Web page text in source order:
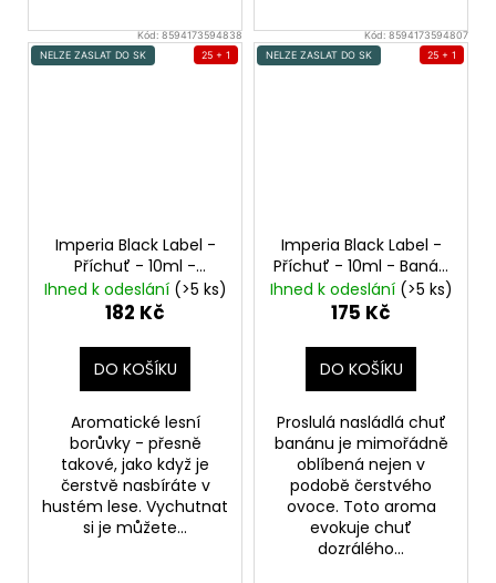
Kód:8594173594838
NELZE ZASLAT DO SK
25 + 1
Imperia Black Label -
Příchuť - 10ml -
BorůvkaBlueberry
Ihned k odeslání (>5 ks)
182 Kč
DO KOŠÍKU
Aromatické lesní
borůvky - přesně
takové, jako když je
čerstvě nasbíráte v
hustém lese. Vychutnat
si je můžete...
Kód:8594173594807
NELZE ZASLAT DO SK
25 + 1
Imperia Black Label -
Příchuť - 10ml - Banán
Banana
Ihned k odeslání (>5 ks)
175 Kč
DO KOŠÍKU
Proslulá nasládlá chuť
banánu je mimořádně
oblíbená nejen v
podobě čerstvého
ovoce. Toto aroma
evokuje chuť
dozrálého...